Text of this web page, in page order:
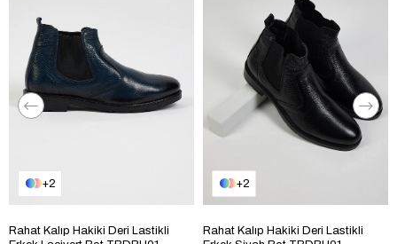
2
Rahat Kalıp Hakiki Deri Lastikli
2
Rahat Kalıp Hakiki Deri Lastikli